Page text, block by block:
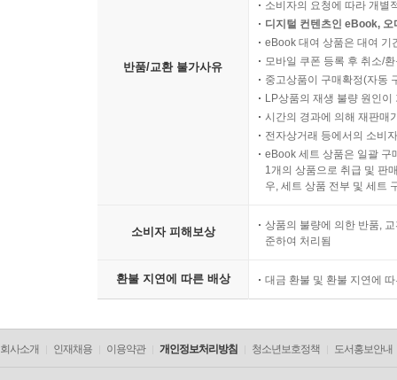
반품/교환 불가사유
소비자의 요청에 따라 개별
디지털 컨텐츠인 eBook,
eBook 대여 상품은 대여 기
모바일 쿠폰 등록 후 취소/
중고상품이 구매확정(자동
LP상품의 재생 불량 원인
시간의 경과에 의해 재판매
전자상거래 등에서의 소비
eBook 세트 상품은 일괄 구
1개의 상품으로 취급 및 판
우, 세트 상품 전부 및 세트
소비자 피해보상
상품의 불량에 의한 반품,
준하여 처리됨
환불 지연에 따른 배상 대금 환불 및 환불 지연에
회사소개 인재채용 이용약관 개인정보처리방침 청소년보호정책 도서홍보안내